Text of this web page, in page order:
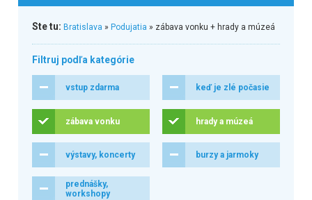
Ste tu: Bratislava » Podujatia » zábava vonku + hrady a múzeá
Filtruj podľa kategórie
vstup zdarma keď je zlé počasie
zábava vonku hrady a múzeá
výstavy, koncerty burzy a jarmoky
prednášky,
workshopy